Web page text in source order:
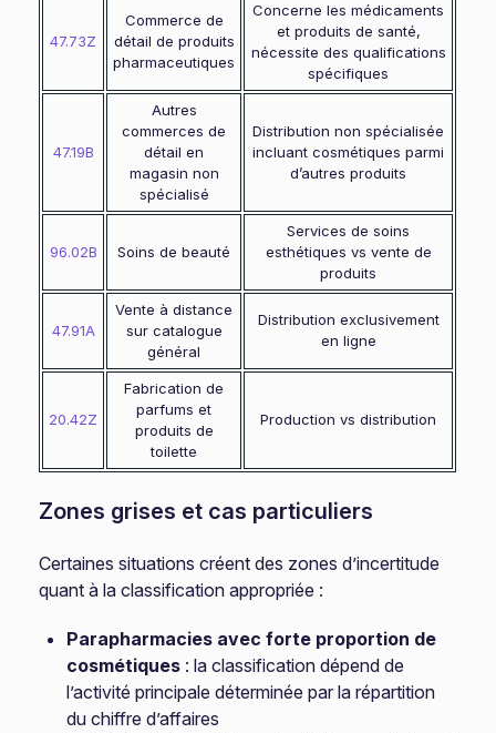
47.73Z
Commerce de
détail de produits
pharmaceutiques
Concerne les médicaments
et produits de santé,
nécessite des qualifications
spécifiques
47.19B
Autres
commerces de
détail en
magasin non
spécialisé
Distribution non spécialisée
incluant cosmétiques parmi
d’autres produits
96.02B Soins de beauté
Services de soins
esthétiques vs vente de
produits
47.91A
Vente à distance
sur catalogue
général
Distribution exclusivement
en ligne
20.42Z
Fabrication de
parfums et
produits de
toilette
Production vs distribution
Zones grises et cas particuliers
Certaines situations créent des zones d’incertitude
quant à la classification appropriée :
Parapharmacies avec forte proportion de
cosmétiques : la classification dépend de
l’activité principale déterminée par la répartition
du chiffre d’affaires